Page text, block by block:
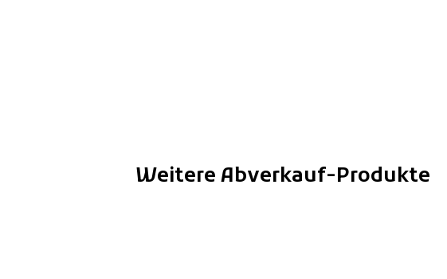
Weitere Abverkauf-Produkte